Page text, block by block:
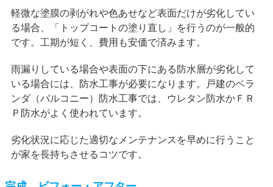
軽微な塗膜の剥がれや色あせなど表面だけが劣化してい
る場合、「トップコートの塗り直し」を行うのが一般的
です。工期が短く、費用も安価で済みます。
雨漏りしている場合や表面の下にある防水層が劣化して
いる場合には、防水工事が必要になります。戸建のベラ
ンダ（バルコニー）防水工事では、ウレタン防水かＦＲ
Ｐ防水がよく使われています。
劣化状況に応じた適切なメンテナンスを早めに行うこと
が家を長持ちさせるコツです。